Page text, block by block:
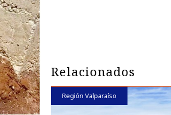
Relacionados
Región Valparaíso